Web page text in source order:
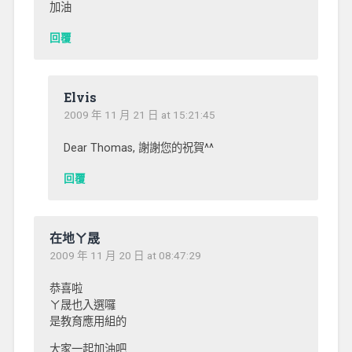
加油
回覆
Elvis
2009 年 11 月 21 日 at 15:21:45
Dear Thomas, 謝謝您的祝賀^^
回覆
在地ㄚ晟
2009 年 11 月 20 日 at 08:47:29
恭喜啦
ㄚ晟也入選囉
是教育應用組的
大家一起加油吧